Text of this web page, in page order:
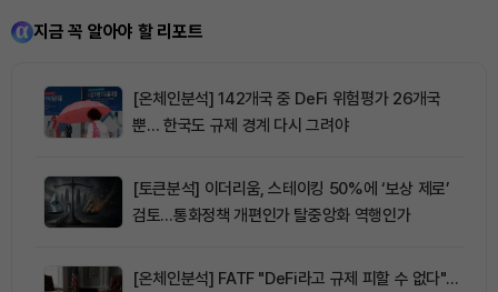
지금 꼭 알아야 할 리포트
[온체인분석] 142개국 중 DeFi 위험평가 26개국
뿐… 한국도 규제 경계 다시 그려야
[토큰분석] 이더리움, 스테이킹 50%에 ‘보상 제로’
검토…통화정책 개편인가 탈중앙화 역행인가
[온체인분석] FATF "DeFi라고 규제 피할 수 없다"…